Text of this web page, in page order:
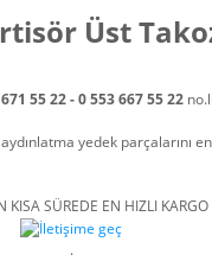
Üst
55 22 - 0 553 667 55 22
yedek parçalarını
KISA SÜREDE EN HIZLI
.